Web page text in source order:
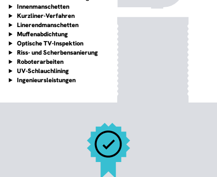
Innenmanschetten
Kurzliner-Verfahren
Linerendmanschetten
Muffenabdichtung
Optische TV-Inspektion
Riss- und Scherbensanierung
Roboterarbeiten
UV-Schlauchlining
Ingenieursleistungen